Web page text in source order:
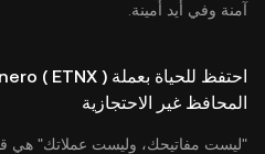
آمنة وفي أيد أمينة.
المحافظ غير الاحتجازية
"ليست مفاتيحك، وليست عملاتك" هي